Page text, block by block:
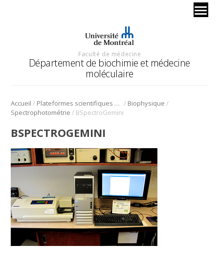
Faculté de médecine
Département de biochimie et médecine
moléculaire
Accueil / Plateformes scientifiques BMM / Biophysique /
Spectrophotométrie / BSpectroGemini
BSPECTROGEMINI